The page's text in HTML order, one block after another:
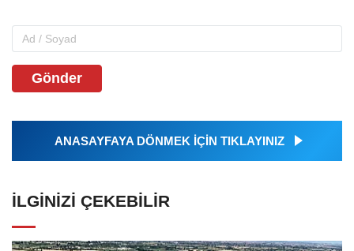
Gönder
ANASAYFAYA DÖNMEK İÇİN TIKLAYINIZ
İLGINIZI ÇEKEBILIR